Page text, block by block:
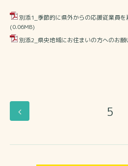
別添1_季節的に県外からの応援従業員
(0.06MB)
別添2_県央地域にお住まいの方へのお
5